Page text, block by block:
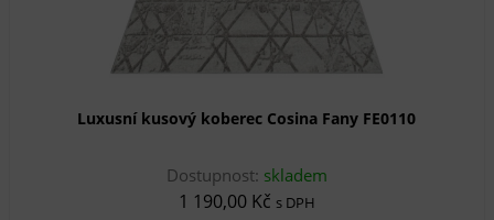
Luxusní kusový koberec Cosina Fany FE0110
Dostupnost: skladem
1 190,00 Kč s DPH